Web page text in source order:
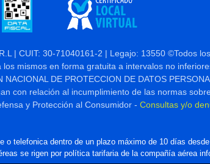
| CUIT: 30-71040161-2 | Legajo: 13550 ©Todos
mismos en forma gratuita a intervalos no
DE PROTECCION DE DATOS
con relación al incumplimiento de las normas
y Protección al Consumidor - Consultas y/o
o telefonica dentro de un plazo máximo de 10 días
se rigen por política tarifaria de la compañía aérea